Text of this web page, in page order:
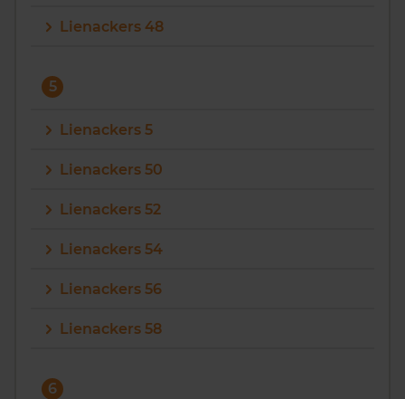
Lienackers 48
5
Lienackers 5
Lienackers 50
Lienackers 52
Lienackers 54
Lienackers 56
Lienackers 58
6